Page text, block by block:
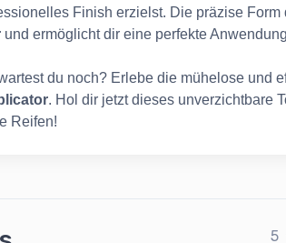
Finish erzielst. Die präzise Form
und ermöglicht dir eine perfekte
du noch? Erlebe die mühelose und
. Hol dir jetzt dieses unverzichtbare
Reifen!
5